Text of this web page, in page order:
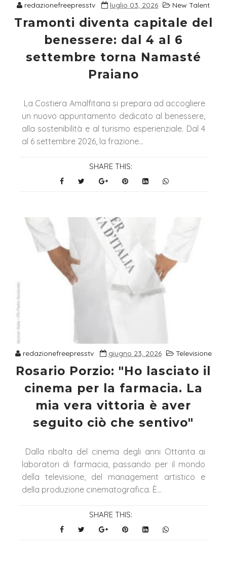
redazionefreepresstv luglio 03, 2026 New Talent
Tramonti diventa capitale del
benessere: dal 4 al 6
settembre torna Namasté
Praiano
La Costiera Amalfitana si prepara ad accogliere
un nuovo appuntamento dedicato al benessere,
alla sostenibilità e al turismo esperienziale. Dal 4
al 6 settembre 2026, la frazione...
SHARE THIS:
redazionefreepresstv giugno 23, 2026 Televisione
Rosario Porzio: "Ho lasciato il
cinema per la farmacia. La
mia vera vittoria è aver
seguito ciò che sentivo"
Dalla ribalta del cinema degli anni Ottanta ai
laboratori di farmacia, passando per il mondo
della televisione, del management artistico e
della produzione cinematografica. È...
SHARE THIS: